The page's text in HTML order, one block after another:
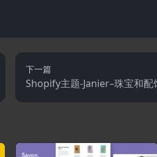
下一篇
Shopify主题-Janier–珠宝和